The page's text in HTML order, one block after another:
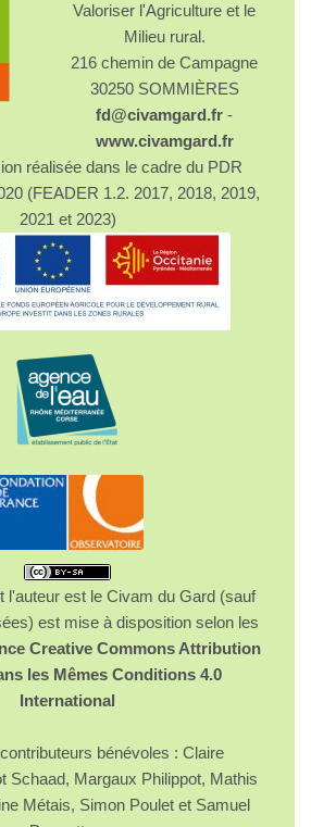
Valoriser l'Agriculture et le
Milieu rural.
216 chemin de Campagne
30250 SOMMIÈRES
fd@civamgard.fr -
www.civamgard.fr
réalisée dans le cadre du PDR
(FEADER 1.2. 2017, 2018, 2019,
2021 et 2023)
est le Civam du Gard (sauf
est mise à disposition selon les
Creative Commons Attribution
les Mêmes Conditions 4.0
International
bénévoles : Claire
Schaad, Margaux Philippot, Mathis
Métais, Simon Poulet et Samuel